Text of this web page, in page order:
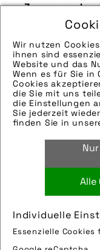
Wir nutzen
ihnen sind
Website und das
Wenn es für Sie in
Cookies
die Sie mit uns
die Einstellungen
Sie jederzeit
finden Sie in
Alle
Individuelle
Essenzielle
Zu
Quelle/
pd-f“
Technik-Info:
Hinweise zur
Modellname:
Hersteller:
Tags:
luftpumpe,
scheffer-
Bild